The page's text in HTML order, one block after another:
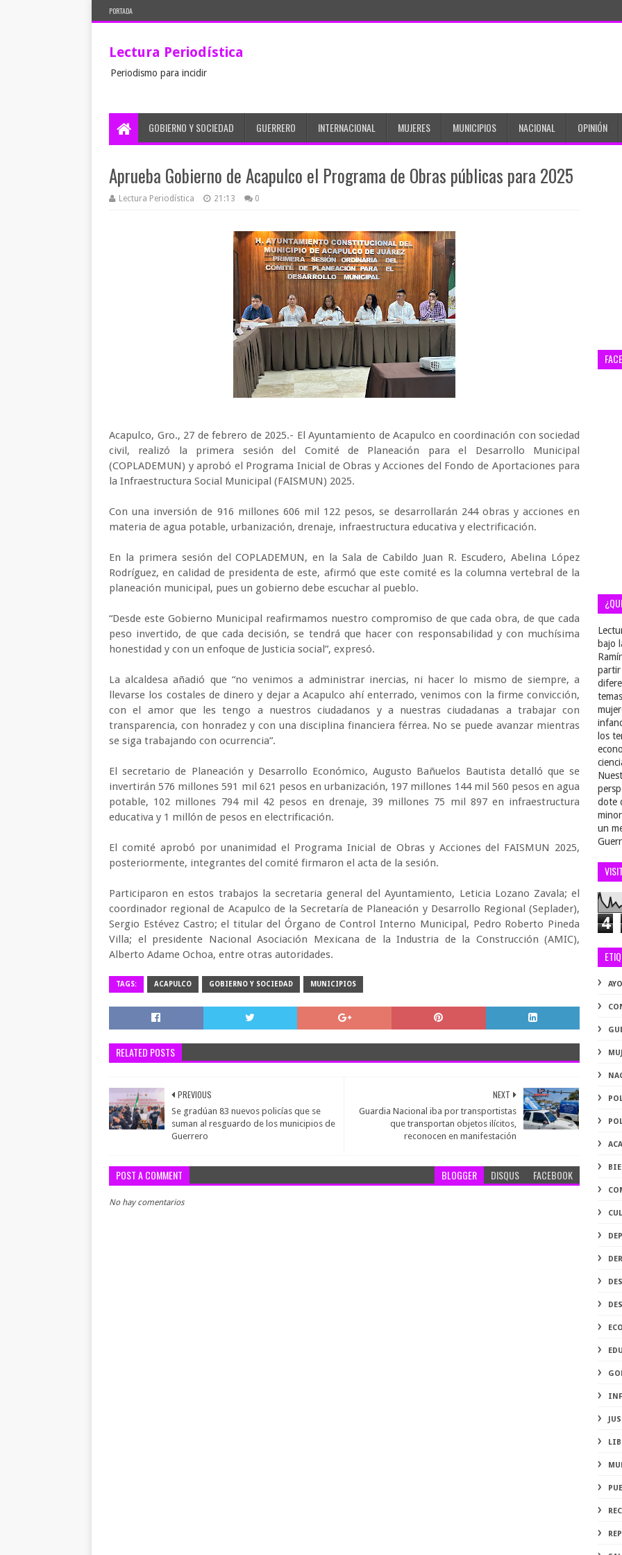
PORTADA
Lectura Periodística
Periodismo para incidir
GOBIERNO Y SOCIEDAD GUERRERO INTERNACIONAL MUJERES MUNICIPIOS NACIONAL OPINIÓN
Aprueba Gobierno de Acapulco el Programa de Obras públicas para 2025
Lectura Periodística 21:13 0
Acapulco, Gro., 27 de febrero de 2025.- El Ayuntamiento de Acapulco en coordinación con sociedad
civil, realizó la primera sesión del Comité de Planeación para el Desarrollo Municipal
(COPLADEMUN) y aprobó el Programa Inicial de Obras y Acciones del Fondo de Aportaciones para
la Infraestructura Social Municipal (FAISMUN) 2025.
Con una inversión de 916 millones 606 mil 122 pesos, se desarrollarán 244 obras y acciones en
materia de agua potable, urbanización, drenaje, infraestructura educativa y electrificación.
En la primera sesión del COPLADEMUN, en la Sala de Cabildo Juan R. Escudero, Abelina López
Rodríguez, en calidad de presidenta de este, afirmó que este comité es la columna vertebral de la
planeación municipal, pues un gobierno debe escuchar al pueblo.
“Desde este Gobierno Municipal reafirmamos nuestro compromiso de que cada obra, de que cada
peso invertido, de que cada decisión, se tendrá que hacer con responsabilidad y con muchísima
honestidad y con un enfoque de Justicia social”, expresó.
La alcaldesa añadió que “no venimos a administrar inercias, ni hacer lo mismo de siempre, a
llevarse los costales de dinero y dejar a Acapulco ahí enterrado, venimos con la firme convicción,
con el amor que les tengo a nuestros ciudadanos y a nuestras ciudadanas a trabajar con
transparencia, con honradez y con una disciplina financiera férrea. No se puede avanzar mientras
se siga trabajando con ocurrencia”.
El secretario de Planeación y Desarrollo Económico, Augusto Bañuelos Bautista detalló que se
invertirán 576 millones 591 mil 621 pesos en urbanización, 197 millones 144 mil 560 pesos en agua
potable, 102 millones 794 mil 42 pesos en drenaje, 39 millones 75 mil 897 en infraestructura
educativa y 1 millón de pesos en electrificación.
El comité aprobó por unanimidad el Programa Inicial de Obras y Acciones del FAISMUN 2025,
posteriormente, integrantes del comité firmaron el acta de la sesión.
Participaron en estos trabajos la secretaria general del Ayuntamiento, Leticia Lozano Zavala; el
coordinador regional de Acapulco de la Secretaría de Planeación y Desarrollo Regional (Seplader),
Sergio Estévez Castro; el titular del Órgano de Control Interno Municipal, Pedro Roberto Pineda
Villa; el presidente Nacional Asociación Mexicana de la Industria de la Construcción (AMIC),
Alberto Adame Ochoa, entre otras autoridades.
TAGS: ACAPULCO GOBIERNO Y SOCIEDAD MUNICIPIOS
RELATED POSTS
NEXT
Guardia Nacional iba por transportistas
que transportan objetos ilícitos,
reconocen en manifestación
PREVIOUS
Se gradúan 83 nuevos policías que se
suman al resguardo de los municipios de
Guerrero
POST A COMMENT BLOGGER DISQUS FACEBOOK
No hay comentarios
bajo
partir
los
dote
un
4